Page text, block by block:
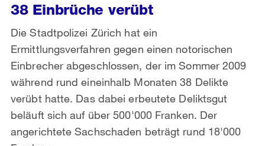
38 Einbrüche verübt
Die Stadtpolizei Zürich hat ein
Ermittlungsverfahren gegen einen notorischen
Einbrecher abgeschlossen, der im Sommer 2009
während rund eineinhalb Monaten 38 Delikte
verübt hatte. Das dabei erbeutete Deliktsgut
beläuft sich auf über 500'000 Franken. Der
angerichtete Sachschaden beträgt rund 18'000